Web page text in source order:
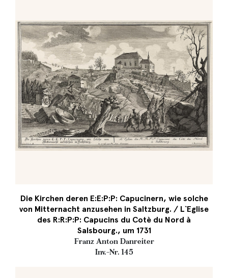
Die Kirchen deren E:E:P:P: Capucinern, wie solche
von Mitternacht anzusehen in Saltzburg. / L`Eglise
des R:R:P:P: Capucins du Cotè du Nord à
Salsbourg., um 1731
Franz Anton Danreiter
Inv.-Nr. 145